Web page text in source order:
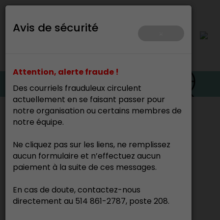
Avis de sécurité
Attention, alerte fraude !
Des courriels frauduleux circulent
actuellement en se faisant passer pour
notre organisation ou certains membres de
notre équipe.
Ne cliquez pas sur les liens, ne remplissez
aucun formulaire et n’effectuez aucun
paiement à la suite de ces messages.
En cas de doute, contactez-nous
directement au 514 861-2787, poste 208.
Accueil
Nos événements
Événements